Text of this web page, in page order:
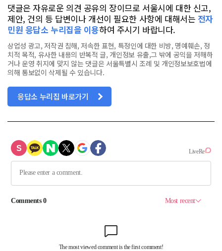
댓글은 자유로운 의견 공유의 장이므로 서울시에 대한 신고,
제안, 건의 등 답변이나 개선이 필요한 사항에 대해서는 전자
민원 응답소 누리집을 이용하여 주시기 바랍니다.
상업성 광고, 저작권 침해, 저속한 표현, 특정인에 대한 비방, 명예훼손, 정
치적 목적, 유사한 내용의 반복적 글, 개인정보 유출,그 밖에 공익을 저해하
거나 운영 취지에 맞지 않는 댓글은 서울특별시 조례 및 개인정보보호법에
의해 통보없이 삭제될 수 있습니다.
응답소 누리집 바로가기